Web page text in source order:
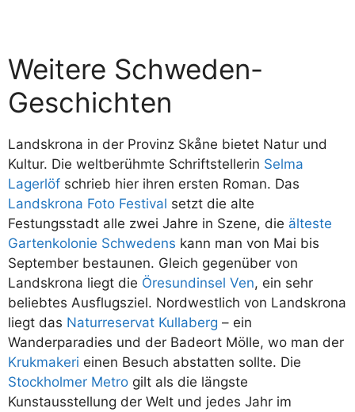
Weitere Schweden-
Geschichten
Landskrona in der Provinz Skåne bietet Natur und
Kultur. Die weltberühmte Schriftstellerin Selma
Lagerlöf schrieb hier ihren ersten Roman. Das
Landskrona Foto Festival setzt die alte
Festungsstadt alle zwei Jahre in Szene, die älteste
Gartenkolonie Schwedens kann man von Mai bis
September bestaunen. Gleich gegenüber von
Landskrona liegt die Öresundinsel Ven, ein sehr
beliebtes Ausflugsziel. Nordwestlich von Landskrona
liegt das Naturreservat Kullaberg – ein
Wanderparadies und der Badeort Mölle, wo man der
Krukmakeri einen Besuch abstatten sollte. Die
Stockholmer Metro gilt als die längste
Kunstausstellung der Welt und jedes Jahr im